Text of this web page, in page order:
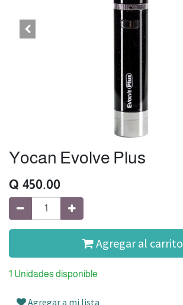
Yocan Evolve Plus
Q 450.00
Agregar al carrito
1 Unidades disponible
Agregar a mi lista